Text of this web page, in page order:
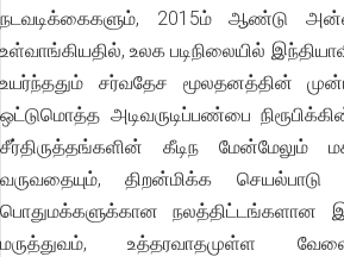
நடவடிக்கைகளும், 2015ம் ஆண்டு
உள்வாங்கியதில், உலக படிநிலையில்
உயர்ந்ததும் சர்வதேச மூலதனத்தின்
ஒட்டுமொத்த அடிவருடிப்பண்பை
சீர்திருத்தங்களின் கீடிந மேன்மேலும்
வருவதையும், திறன்மிக்க
பொதுமக்களுக்கான நலத்திட்டங்களான
மருத்துவம், உத்தரவாதமுள்ள